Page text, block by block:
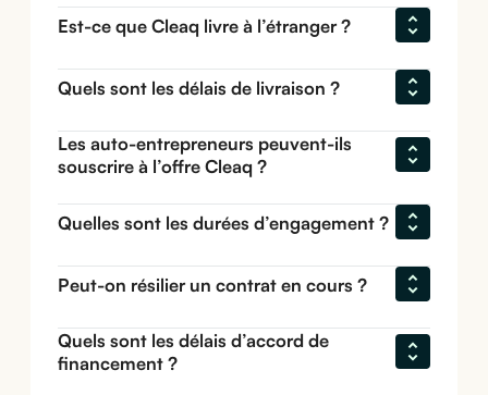
Est-ce que Cleaq livre à l’étranger ?
Quels sont les délais de livraison ?
Les auto-entrepreneurs peuvent-ils
souscrire à l’offre Cleaq ?
Quelles sont les durées d’engagement ?
Peut-on résilier un contrat en cours ?
Quels sont les délais d’accord de
financement ?